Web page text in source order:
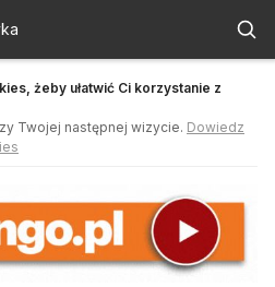
żeby ułatwić Ci korzystanie z
Twojej następnej wizycie. Dowiedz